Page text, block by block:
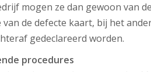
mogen ze dan gewoon van
van de defecte kaart, bij het
gedeclareerd worden.
procedures